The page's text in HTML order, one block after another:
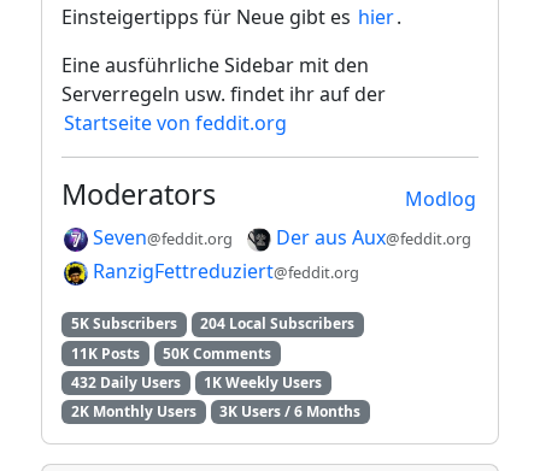
Einsteigertipps für Neue gibt es hier.
Eine ausführliche Sidebar mit den
Serverregeln usw. findet ihr auf der
Startseite von feddit.org
Modlog
Moderators
Seven@feddit.org Der aus Aux@feddit.org
RanzigFettreduziert@feddit.org
5K Subscribers
204 Local Subscribers
11K Posts
50K Comments
432 Daily Users
1K Weekly Users
2K Monthly Users
3K Users / 6 Months